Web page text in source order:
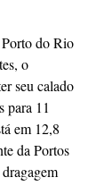
do Rio
o
seu calado
para 11
em 12,8
da Portos